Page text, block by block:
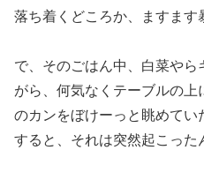
落ち着くどころか、ますます
で、そのごはん中、白菜や
がら、何気なくテーブルの上
のカンをぼけーっと眺めてい
すると、それは突然起こった